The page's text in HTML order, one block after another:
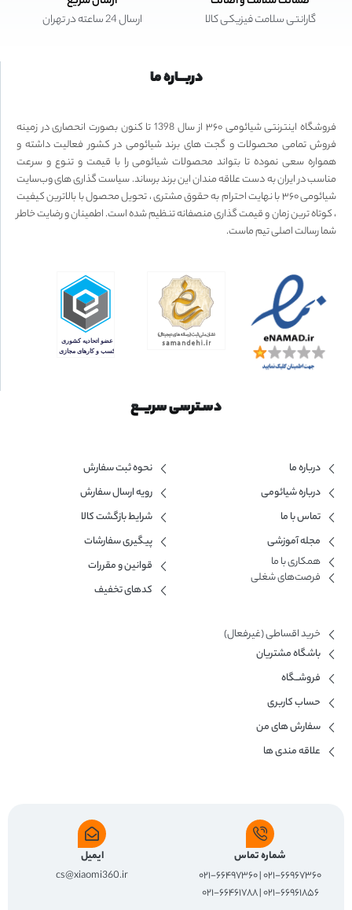
گارانتی سلامت فیزیکی کالا
ارسال 24 ساعته در تهران
دربـــاره ما
فروشگاه اینترنتی شیائومی ۳۶۰ از سال 1398 تا کنون بصورت انحصاری در زمینه
فروش تمامی محصولات و گجت های برند شیائومی در کشور فعالیت داشته و
همواره سعی نموده تا بتواند محصولات شیائومی را با قیمت و تنوع و سرعت
مناسب در ایران به دست علاقه مندان این برند برساند. سیاست گذاری های وب‌سایت
شیائومی ۳۶۰ با نهایت احترام به حقوق مشتری ، تحویل محصول با بالاترین کیفیت
، کوتاه ترین زمان و قیمت گذاری منصفانه تنظیم شده است. اطمینان و رضایت خاطر
شما رسالت اصلی تیم ماست.
دسـترسی سریــع
درباره ما
درباره شیائومی
تماس با ما
مجله آموزشی
همکاری با ما​
فرصت‌های شغلی
نحوه ثبت سفارش
رویه ارسال سفارش
شرایط بازگشت کالا
پیگیری سفارشات
قوانین و مقررات
کدهای تخفیف
خرید اقساطی (غیرفعال)
باشگاه مشتریان
فروشــگاه
حساب کاربری
سفارش های من
علاقه مندی ها
شماره تماس
۰۲۱-۶۶۹۶۷۳۶۰ | ۰۲۱-۶۶۴۹۷۳۶۰
۰۲۱-۶۶۹۶۱۸۵۶ | ۰۲۱-۶۶۴۶۱۷۸۸
ایمیل
cs@xiaomi360.ir